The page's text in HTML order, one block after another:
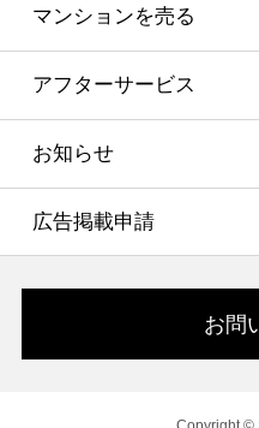
マンションを売る
アフターサービス
お知らせ
広告掲載申請
お問